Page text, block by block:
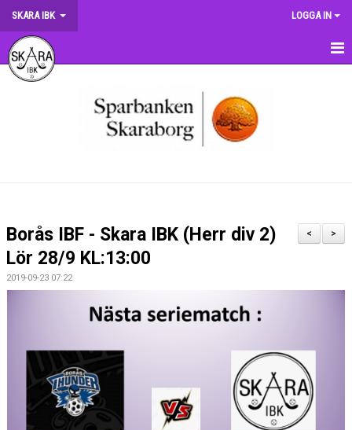
SKARA IBK LOGGA IN
HEM
KRONMATCHEN
SERIETABELLER
MATCHVÄRDSKAP
TRÄNINGSSCHEMA
KALENDER
>
<
Borås IBF - Skara IBK (Herr div 2)
Lör 28/9 KL:13:00
2019-09-23 07:22